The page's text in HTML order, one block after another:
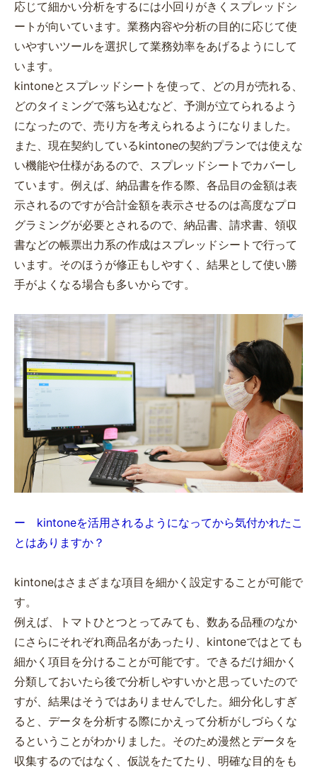
応じて細かい分析をするには小回りがきくスプレッドシ
ートが向いています。業務内容や分析の目的に応じて使
いやすいツールを選択して業務効率をあげるようにして
います。
kintoneとスプレッドシートを使って、どの月が売れる、
どのタイミングで落ち込むなど、予測が立てられるよう
になったので、売り方を考えられるようになりました。
また、現在契約しているkintoneの契約プランでは使えな
い機能や仕様があるので、スプレッドシートでカバーし
ています。例えば、納品書を作る際、各品目の金額は表
示されるのですが合計金額を表示させるのは高度なプロ
グラミングが必要とされるので、納品書、請求書、領収
書などの帳票出力系の作成はスプレッドシートで行って
います。そのほうが修正もしやすく、結果として使い勝
手がよくなる場合も多いからです。
ー kintoneを活用されるようになってから気付かれたこ
とはありますか？
kintoneはさまざまな項目を細かく設定することが可能で
す。
例えば、トマトひとつとってみても、数ある品種のなか
にさらにそれぞれ商品名があったり、kintoneではとても
細かく項目を分けることが可能です。できるだけ細かく
分類しておいたら後で分析しやすいかと思っていたので
すが、結果はそうではありませんでした。細分化しすぎ
ると、データを分析する際にかえって分析がしづらくな
るということがわかりました。そのため漫然とデータを
収集するのではなく、仮説をたてたり、明確な目的をも